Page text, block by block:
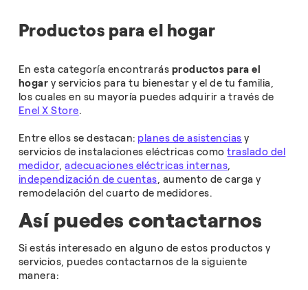
Productos para el hogar
En esta categoría encontrarás productos para el
hogar y servicios para tu bienestar y el de tu familia,
los cuales en su mayoría puedes adquirir a través de
Enel X Store.
Entre ellos se destacan: planes de asistencias y
servicios de instalaciones eléctricas comotraslado del
medidor,adecuaciones eléctricas internas,
independización de cuentas, aumento de carga y
remodelación del cuarto de medidores.
Así puedes contactarnos
Si estás interesado en alguno de estos productos y
servicios, puedes contactarnos de la siguiente
manera: